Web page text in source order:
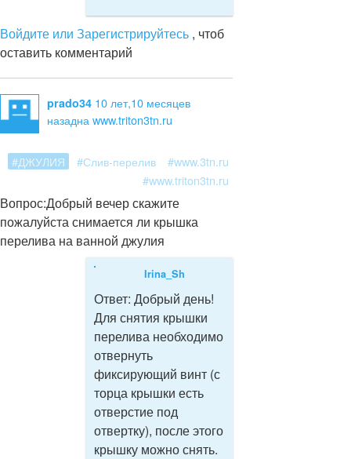
Войдите или Зарегистрируйтесь , чтоб
оставить комментарий
prado34 10 лет,10 месяцев
назадна www.triton3tn.ru
#ДЖУЛИЯ #Слив-перелив
#www.3tn.ru
#www.triton3tn.ru
Вопрос:Добрый вечер скажите
пожалуйста снимается ли крышка
перелива на ванной джулия
Irina_Sh
Ответ: Добрый день!
Для снятия крышки
перелива необходимо
отвернуть
фиксирующий винт (с
торца крышки есть
отверстие под
отвертку), после этого
крышку можно снять.